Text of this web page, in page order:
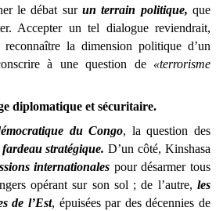
le débat sur un terrain politique, que
Accepter un tel dialogue reviendrait,
la dimension politique d’un
à une question de «terrorisme
diplomatique et sécuritaire.
du Congo, la question des
stratégique. D’un côté, Kinshasa
internationales pour désarmer tous
opérant sur son sol ; de l’autre, les
de l’Est, épuisées par des décennies de